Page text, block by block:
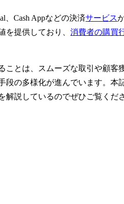
、Cash Appなどの決済サービス
を提供しており、消費者の購買
ことは、スムーズな取引や顧客
の多様化が進んでいます。本
説しているのでぜひご覧くだ